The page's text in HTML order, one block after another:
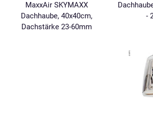
MaxxAir SKYMAXX
Dachhaube, 40x40cm,
Dachstärke 23-60mm
-